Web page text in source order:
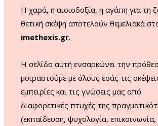
Η χαρά, η αισιοδοξία, η αγάπη για τη
θετική σκέψη αποτελούν θεμελιακά
imethexis.gr.
H σελίδα αυτή ενσαρκώνει την
μοιραστούμε με όλους εσάς τις
εμπειρίες και τις γνώσεις μας από
διαφορετικές πτυχές της
(εκπαίδευση, ψυχολογία,